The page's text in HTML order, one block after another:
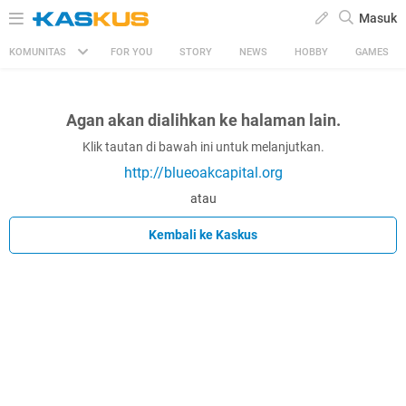
Masuk
KOMUNITAS FOR YOU STORY NEWS HOBBY GAMES
Agan akan dialihkan ke halaman lain.
Klik tautan di bawah ini untuk melanjutkan.
http://blueoakcapital.org
atau
Kembali ke Kaskus